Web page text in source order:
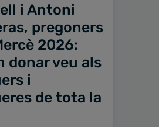
i Antoni
pregoners
2026:
donar veu als
i
de tota la